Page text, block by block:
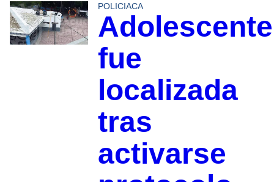
POLICIACA
Adolescente
fue
localizada
tras
activarse